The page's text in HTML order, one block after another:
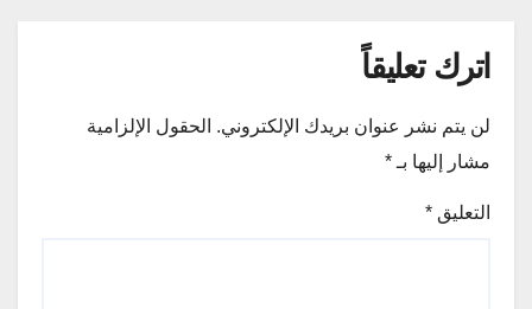
اترك تعليقاً
لن يتم نشر عنوان بريدك الإلكتروني. الحقول الإلزامية
مشار إليها بـ *
التعليق *